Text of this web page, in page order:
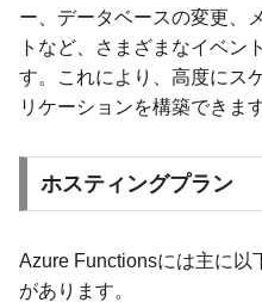
ー、データベースの変更、
トなど、さまざまなイベン
す。これにより、高度にス
リケーションを構築できます
ホスティングプラン
Azure Functionsには主に以
があります。